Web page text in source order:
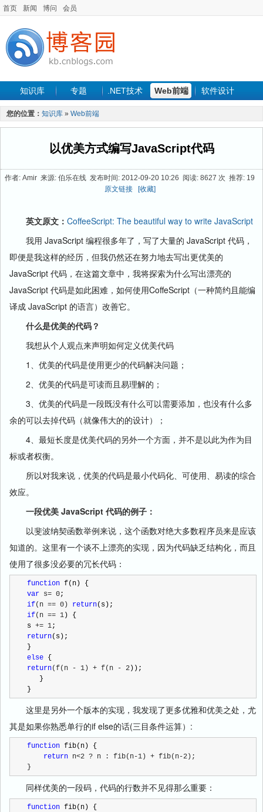
首页 新闻 博问 会员
知识库 专题 .NET技术 Web前端 软件设计
手机开发 软件工程
最新文章
您的位置： 知识库 » Web前端
以优美方式编写JavaScript代码
作者: Amir 来源: 伯乐在线 发布时间: 2012-09-20 10:26 阅读: 8627 次 推荐: 19
原文链接
[收藏]
英文原文： CoffeeScript: The beautiful way to write JavaScript
我用 JavaScript 编程很多年了，写了大量的 JavaScript 代码，
即便是我这样的经历，但我仍然还在努力地去写出更优美的
JavaScript 代码，在这篇文章中，我将探索为什么写出漂亮的
JavaScript 代码是如此困难，如何使用CoffeScript（一种简约且能编
译成 JavaScript 的语言）改善它。
什么是优美的代码？
我想从个人观点来声明如何定义优美代码
1、优美的代码是使用更少的代码解决问题；
2、优美的代码是可读而且易理解的；
3、优美的代码是一段既没有什么可以需要添加，也没有什么多
余的可以去掉代码（就像伟大的的设计）；
4、最短长度是优美代码的另外一个方面，并不是以此为作为目
标或者权衡。
所以对我来说，优美的代码是最小代码化、可使用、易读的综合
效应。
一段优美 JavaScript 代码的例子：
以斐波纳契函数举例来说，这个函数对绝大多数程序员来是应该
知道的。这里有一个谈不上漂亮的实现，因为代码缺乏结构化，而且
使用了很多没必要的冗长代码：
function
var s= 0
if(n == 0) return
if(n == 1 ) {
s += 1
return(s);
else
return(f(n - 1) + f(n - 2 ));
}
这里是另外一个版本的实现，我发现了更多优雅和优美之处，尤
其是如果你熟悉单行的if else的话(三目条件运算）:
function fib(n) {
return n<2 ? n : fib(n-1) + fib(n-2);
}
同样优美的一段码，代码的行数并不见得那么重要：
function fib(n) {